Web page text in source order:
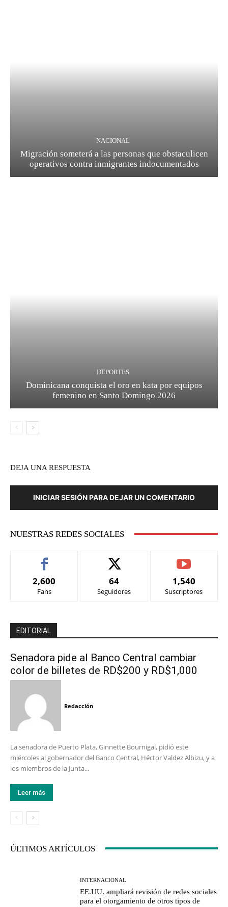
NACIONAL
Migración someterá a las personas que obstaculicen
operativos contra inmigrantes indocumentados
DEPORTES
Dominicana conquista el oro en kata por equipos
femenino en Santo Domingo 2026
DEJA UNA RESPUESTA
INICIAR SESIÓN PARA DEJAR UN COMENTARIO
NUESTRAS REDES SOCIALES
2,600
Fans
64
Seguidores
1,540
Suscriptores
EDITORIAL
Senadora pide al Banco Central cambiar
color de billetes de RD$200 y RD$1,000
Redacción
La senadora de Puerto Plata, Ginnette Bournigal, pidió este
miércoles al gobernador del Banco Central, Héctor Valdez Albizu, y a
los miembros de la Junta...
Leer más
ÚLTIMOS ARTÍCULOS
INTERNACIONAL
EE.UU. ampliará revisión de redes sociales
para el otorgamiento de otros tipos de